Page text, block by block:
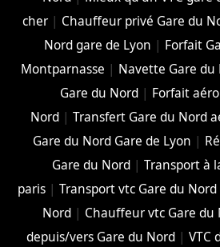
cher| Chauffeur privé Gare du
Nord gare de Lyon | Forfait
Montparnasse | Navette Gare du
Gare du Nord| Forfait
Nord |Transfert Gare du Nord
Gare du Nord Gare de Lyon |
Gare du Nord |Transport à
paris| Transport vtc Gare du Nord
Nord| Chauffeur vtc Gare du
depuis/vers Gare du Nord |VTC